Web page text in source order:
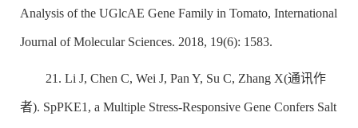
Analysis of the UGlcAE Gene Family in Tomato, International
Journal of Molecular Sciences. 2018, 19(6): 1583.
21. Li J, Chen C, Wei J, Pan Y, Su C, Zhang X(通讯作
者). SpPKE1, a Multiple Stress-Responsive Gene Confers Salt